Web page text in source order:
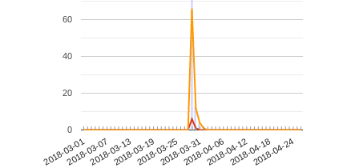
2018-03-012018-03-072018-03-132018-03-192018-03-252018-03-312018-04-062018-04-122018-04-182018-04-24
0
20
40
60